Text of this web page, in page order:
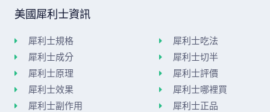
美國犀利士資訊
犀利士規格
犀利士成分
犀利士原理
犀利士效果
犀利士副作用
犀利士吃法
犀利士切半
犀利士評價
犀利士哪裡買
犀利士正品